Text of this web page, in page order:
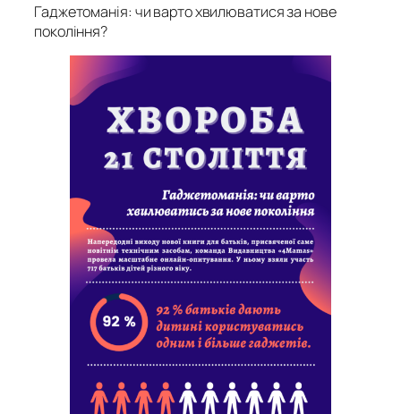
Гаджетоманія: чи варто хвилюватися за нове
покоління?